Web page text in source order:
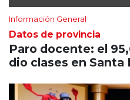
Información General
Datos de provincia
Paro docente: el
dio clases en Santa